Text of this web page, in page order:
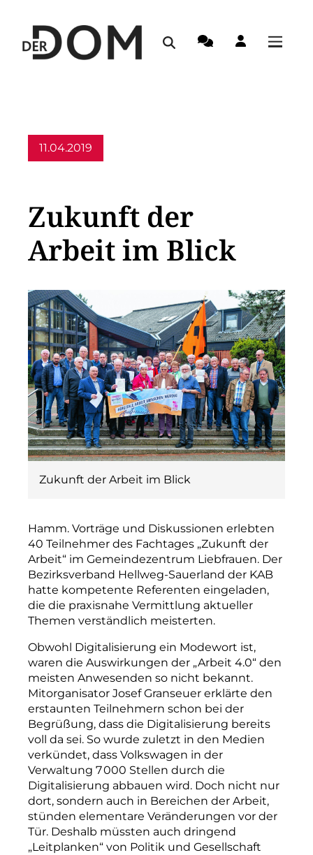
11.04.2019
Zukunft der
Arbeit im Blick
Zukunft der Arbeit im Blick
Hamm. Vorträge und Diskussionen erlebten
40 Teilnehmer des Fachtages „Zukunft der
Arbeit“ im Gemeindezentrum Liebfrauen. Der
Bezirksverband Hellweg-Sauerland der KAB
hatte kompetente Referenten eingeladen,
die die praxisnahe Vermittlung aktueller
Themen verständlich meisterten.
Obwohl Digitalisierung ein Modewort ist,
waren die Auswirkungen der „Arbeit 4.0“ den
meisten Anwesenden so nicht bekannt.
Mitorganisator Josef Granseuer erklärte den
erstaunten Teilnehmern schon bei der
Begrüßung, dass die Digitalisierung bereits
voll da sei. So wurde zuletzt in den Medien
verkündet, dass Volkswagen in der
Verwaltung 7 000 Stellen durch die
Digitalisierung abbauen wird. Doch nicht nur
dort, sondern auch in Bereichen der Arbeit,
stünden elementare Veränderungen vor der
Tür. Deshalb müssten auch dringend
„Leitplanken“ von Politik und Gesellschaft